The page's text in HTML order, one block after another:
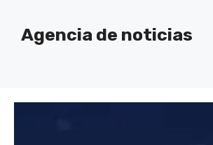
contenido
Agencia de noticias